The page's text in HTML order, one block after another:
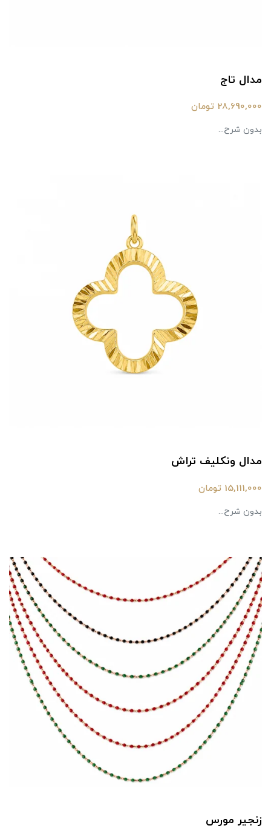
مدال تاج
28,690,000 تومان
بدون شرح...
مدال ونکلیف تراش
15,111,000 تومان
بدون شرح...
زنجیر مورس